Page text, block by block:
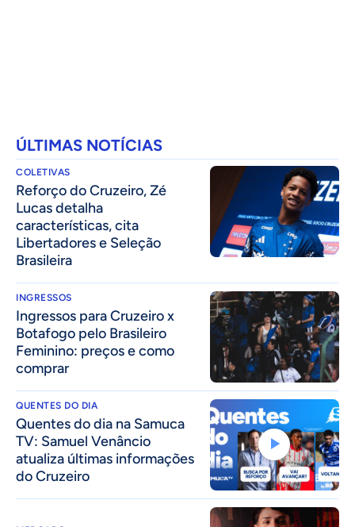
ÚLTIMAS NOTÍCIAS
COLETIVAS
⁠Reforço do Cruzeiro, Zé
Lucas detalha
características, cita
Libertadores e Seleção
Brasileira
INGRESSOS
Ingressos para Cruzeiro x
Botafogo pelo Brasileiro
Feminino: preços e como
comprar
QUENTES DO DIA
Quentes do dia na Samuca
TV: Samuel Venâncio
atualiza últimas informações
do Cruzeiro